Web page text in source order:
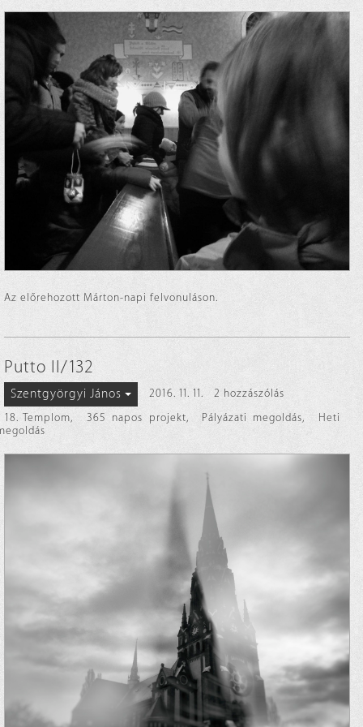
Az előrehozott Márton-napi felvonuláson.
Putto II/132
Szentgyörgyi János 2016. 11. 11.
2 hozzászólás
18. Templom, 365 napos projekt, Pályázati megoldás,
Heti